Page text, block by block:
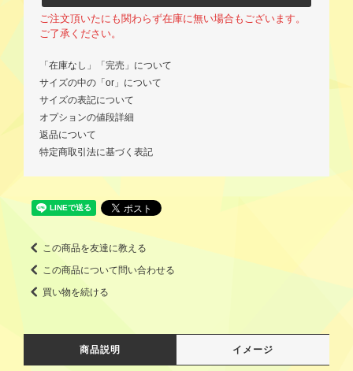
ご注文頂いたにも関わらず在庫に無い場合もございます。
ご了承ください。
「在庫なし」「完売」について
サイズの中の「or」について
サイズの表記について
オプションの値段詳細
返品について
特定商取引法に基づく表記
この商品を友達に教える
この商品について問い合わせる
買い物を続ける
商品説明 イメージ